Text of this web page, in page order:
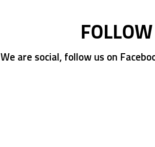
We are social, follow us on